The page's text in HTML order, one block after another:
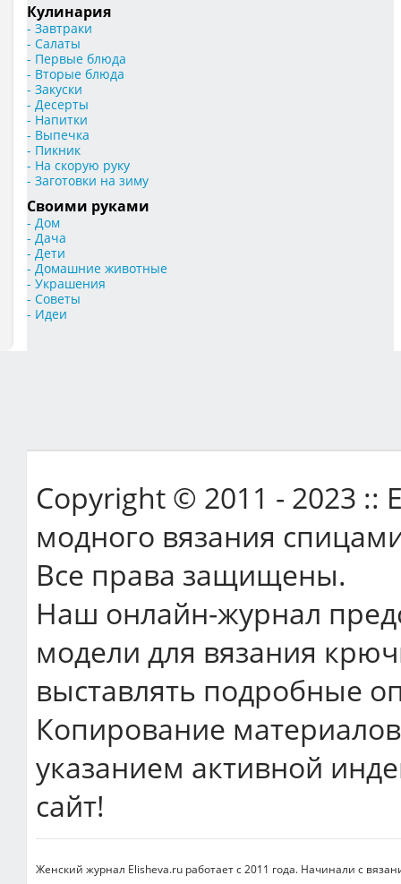
Кулинария
- Завтраки
- Салаты
- Первые блюда
- Вторые блюда
- Закуски
- Десерты
- Напитки
- Выпечка
- Пикник
- На скорую руку
- Заготовки на зиму
Своими руками
- Дом
- Дача
- Дети
- Домашние животные
- Украшения
- Советы
- Идеи
Copyright © 2011 - 2023 ::
модного вязания
Все права защищены.
Наш онлайн-журнал
модели для вязания
выставлять подробные
Копирование
указанием активной
сайт!
Женский журнал Elisheva.ru работает с 2011 года. Начинали с